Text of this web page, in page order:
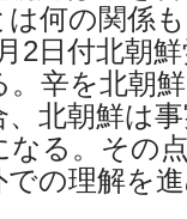
は何の関係
月2日付北朝
。辛を北朝
、北朝鮮は
なる。その
での理解を